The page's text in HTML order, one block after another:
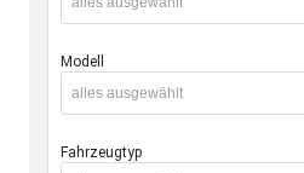
Modell
alles ausgewählt
Fahrzeugtyp